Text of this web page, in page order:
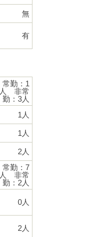
無
有
常勤：1
人 非常
勤：3人
1人
1人
2人
常勤：7
人 非常
勤：2人
0人
2人